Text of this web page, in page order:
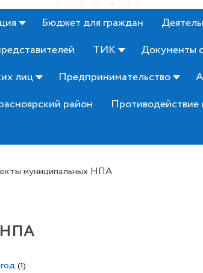
Бюджет для граждан
ТИК
Документы
лиц
Предпринимательство
район Противодействие
муниципальных НПА
НПА
(1)